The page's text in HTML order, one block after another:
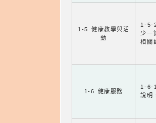
1-5 健康教學與活
動
1-5-
少一
相關
1-6 健康服務
1-6-
說明